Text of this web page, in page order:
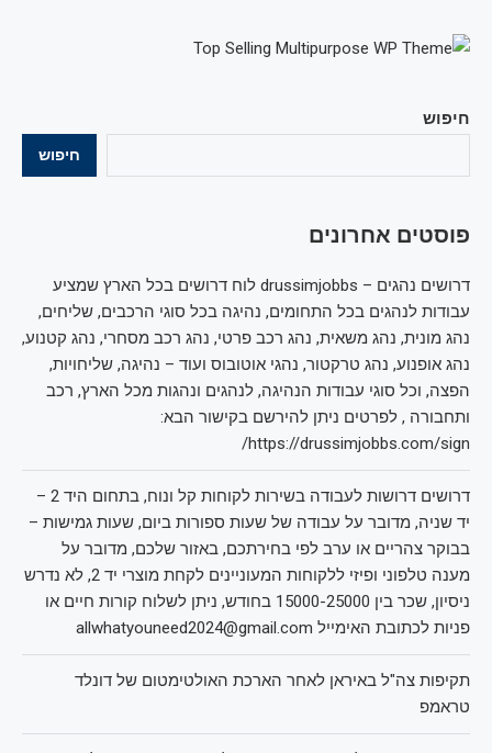
חיפוש
חיפוש
פוסטים אחרונים
דרושים נהגים – drussimjobbs לוח דרושים בכל הארץ שמציע
עבודות לנהגים בכל התחומים, נהיגה בכל סוגי הרכבים, שליחים,
נהג מונית, נהג משאית, נהג רכב פרטי, נהג רכב מסחרי, נהג קטנוע,
נהג אופנוע, נהג טרקטור, נהגי אוטובוס ועוד – נהיגה, שליחויות,
הפצה, וכל סוגי עבודות הנהיגה, לנהגים ונהגות מכל הארץ, רכב
ותחבורה , לפרטים ניתן להירשם בקישור הבא:
https://drussimjobbs.com/sign/
דרושים דרושות לעבודה בשירות לקוחות קל ונוח, בתחום היד 2 –
יד שניה, מדובר על עבודה של שעות ספורות ביום, שעות גמישות –
בבוקר צהריים או ערב לפי בחירתכם, באזור שלכם, מדובר על
מענה טלפוני ופיזי ללקוחות המעוניינים לקחת מוצרי יד 2, לא נדרש
ניסיון, שכר בין 15000-25000 בחודש, ניתן לשלוח קורות חיים או
פניות לכתובת האימייל allwhatyouneed2024@gmail.com
תקיפות צה"ל באיראן לאחר הארכת האולטימטום של דונלד
טראמפ